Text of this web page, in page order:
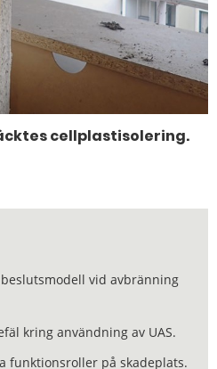
cellplastisolering.
vid avbränning
kring användning av UAS.
funktionsroller på skadeplats.